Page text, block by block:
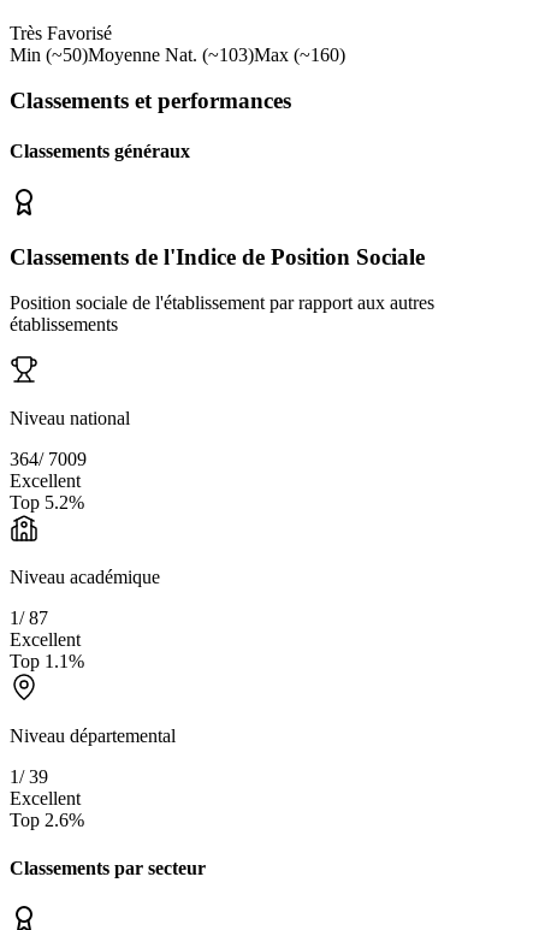
Très Favorisé
Min (~50)Moyenne Nat. (~103)Max (~160)
Classements et performances
Classements généraux
Classements de l'Indice de Position Sociale
Position sociale de l'établissement par rapport aux autres
établissements
Niveau national
364/ 7009
Excellent
Top 5.2%
Niveau académique
1/87
Excellent
Top 1.1%
Niveau départemental
1/39
Excellent
Top 2.6%
Classements par secteur